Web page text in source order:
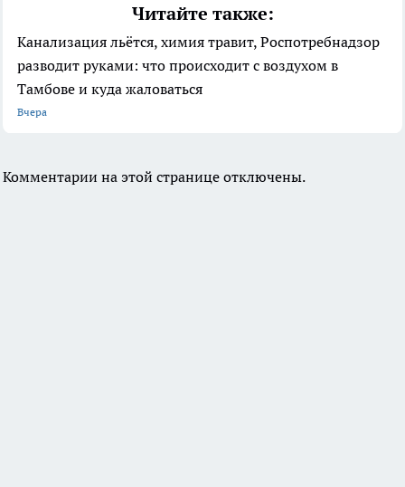
Читайте также:
Канализация льётся, химия травит, Роспотребнадзор
разводит руками: что происходит с воздухом в
Тамбове и куда жаловаться
Вчера
Комментарии на этой странице отключены.